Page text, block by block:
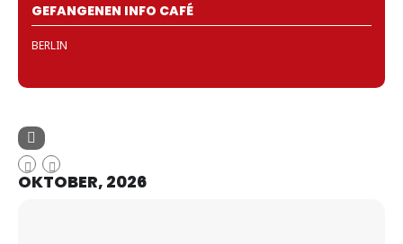
GEFANGENEN INFO CAFÉ
BERLIN
OKTOBER, 2026